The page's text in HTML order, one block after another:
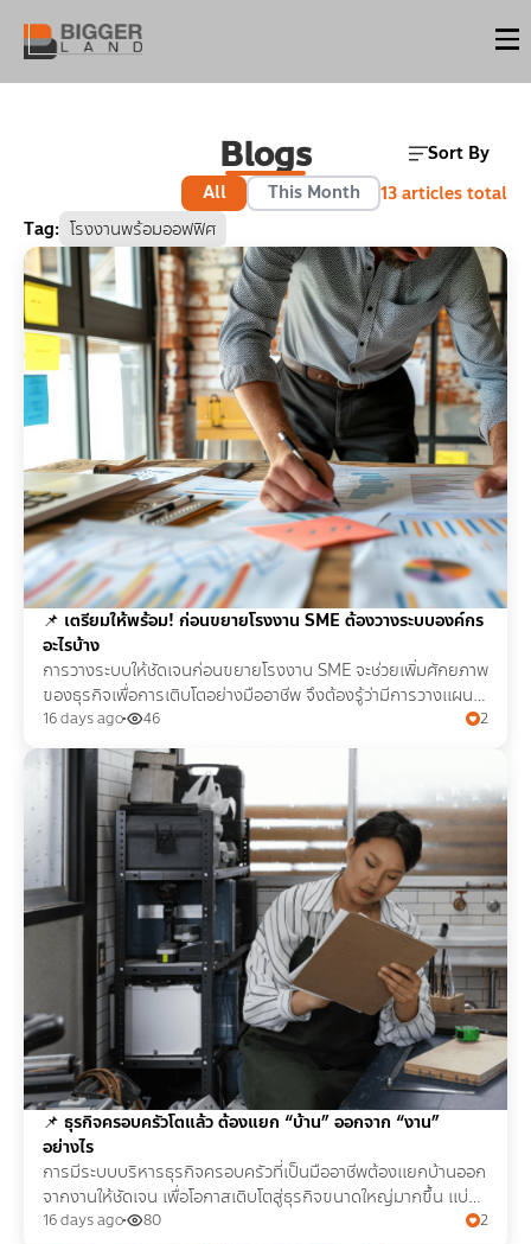
Blogs
Sort By
All
This Month 13articles total
Tag: โรงงานพร้อมออฟฟิศ
📌 เตรียมให้พร้อม! ก่อนขยายโรงงาน SME ต้องวางระบบองค์กร
อะไรบ้าง
การวางระบบให้ชัดเจนก่อนขยายโรงงาน SME จะช่วยเพิ่มศักยภาพ
ของธุรกิจเพื่อการเติบโตอย่างมืออาชีพ จึงต้องรู้ว่ามีการวางแผน
งานและโครงสร้างต่างๆ อย่างไรบ้าง
16 days ago 46 2
📌 ธุรกิจครอบครัวโตแล้ว ต้องแยก “บ้าน” ออกจาก “งาน”
อย่างไร
การมีระบบบริหารธุรกิจครอบครัวที่เป็นมืออาชีพต้องแยกบ้านออก
จากงานให้ชัดเจน เพื่อโอกาสเติบโตสู่ธุรกิจขนาดใหญ่มากขึ้น แบ่ง
สัดส่วนงานและเงินได้อย่างมีคุณภาพ
16 days ago 80 2